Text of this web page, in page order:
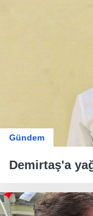
Gündem
Demirtaş'a